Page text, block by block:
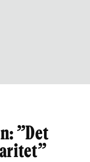
”Det